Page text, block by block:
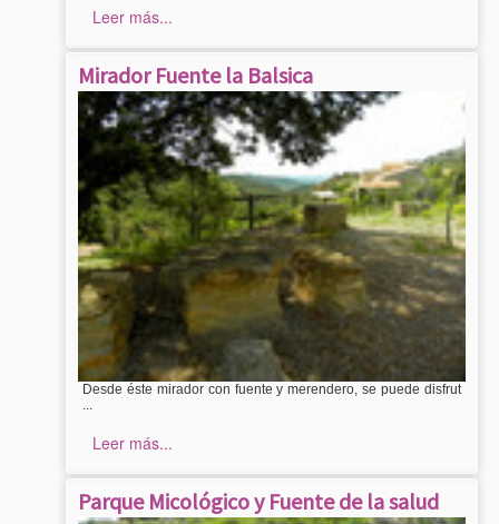
Leer más...
Mirador Fuente la Balsica
Desde éste mirador con fuente y merendero, se puede disfrut
...
Leer más...
Parque Micológico y Fuente de la salud